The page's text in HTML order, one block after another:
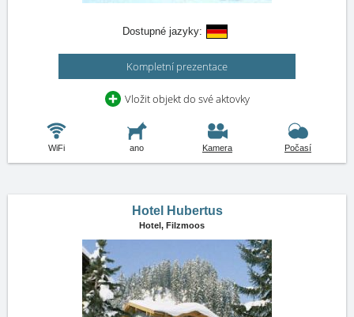
Dostupné jazyky:
Kompletní prezentace
Vložit objekt do své aktovky
WiFi ano Kamera Počasí
Hotel Hubertus
Hotel, Filzmoos